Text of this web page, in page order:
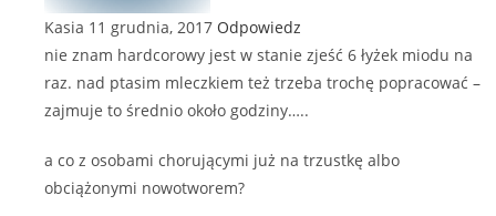
Kasia 11 grudnia, 2017 Odpowiedz
nie znam hardcorowy jest w stanie zjeść 6 łyżek miodu na
raz. nad ptasim mleczkiem też trzeba trochę popracować –
zajmuje to średnio około godziny…..
a co z osobami chorującymi już na trzustkę albo
obciążonymi nowotworem?